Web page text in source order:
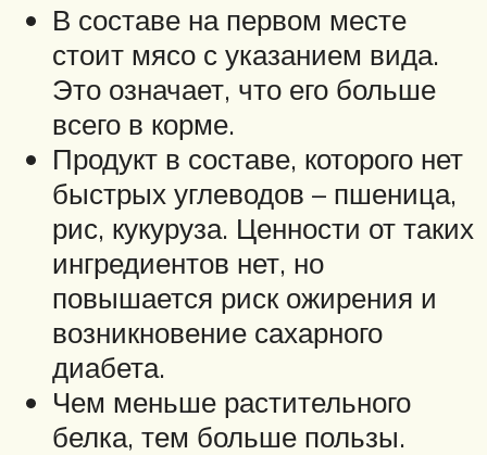
В составе на первом месте
стоит мясо с указанием вида.
Это означает, что его больше
всего в корме.
Продукт в составе, которого нет
быстрых углеводов – пшеница,
рис, кукуруза. Ценности от таких
ингредиентов нет, но
повышается риск ожирения и
возникновение сахарного
диабета.
Чем меньше растительного
белка, тем больше пользы.